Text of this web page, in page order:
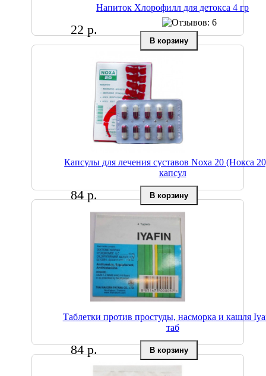
Напиток Хлорофилл для детокса 4 гр
22 р.
Капсулы для лечения суставов Noxa 20 (Нокса
капсул
84 р.
Таблетки против простуды, насморка и кашля
таб
84 р.